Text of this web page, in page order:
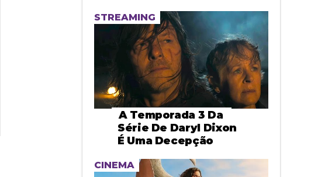
STREAMING
A Temporada 3 Da
Série De Daryl Dixon
É Uma Decepção
CINEMA